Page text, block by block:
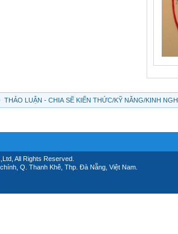
THẢO LUẬN - CHIA SẼ KIẾN THỨC/KỸ NĂNG/KINH
All Rights Reserved.
Q. Thanh Khê, Thp. Đà Nẵng, Việt Nam.